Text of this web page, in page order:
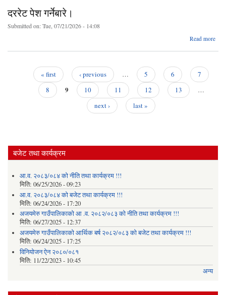
दररेट पेश गर्नेबारे।
Submitted on:Tue, 07/21/2026 - 14:08
Read more
« first ‹ previous … 5 6
7
8
9 10 11 12 13
…
next ›
last »
बजेट तथा कार्यक्रम
आ.व. २०८३/०८४ को नीति तथा कार्यक्रम !!!
मिति: 06/25/2026 - 09:23
आ.व. २०८३/०८४ को बजेट तथा कार्यक्रम !!!
मिति: 06/24/2026 - 17:20
अजयमेरु गाउँपालिकाको आ .व. २०८२/०८३ को नीति तथा कार्यक्रम !!!
मिति: 06/27/2025 - 12:37
अजयमेरु गाउँपालिकाको आर्थिक बर्ष २०८२/०८३ को बजेट तथा कार्यक्रम !!!
मिति: 06/24/2025 - 17:25
विनियोजन ऐन २०८०/०८१
मिति: 11/22/2023 - 10:45
अन्य